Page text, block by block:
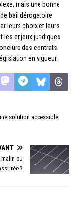
mais une bonne
bail dérogatoire
leurs choix et leurs
les enjeux juridiques
des contrats
en vigueur.
solution accessible
ou
?